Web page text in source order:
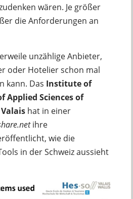
wären. Je größer
die Anforderungen an
unzählige Anbieter,
oder Hotelier schon mal
kann. Das Institute of
Applied Sciences of
hat in einer
ihre
wie die
in der Schweiz aussieht